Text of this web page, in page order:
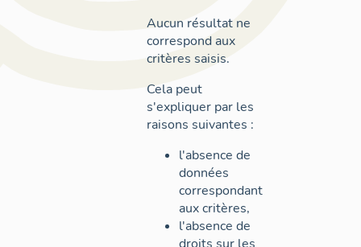
Aucun résultat ne
correspond aux
critères saisis.
Cela peut
s'expliquer par les
raisons suivantes :
l'absence de
données
correspondant
aux critères,
l'absence de